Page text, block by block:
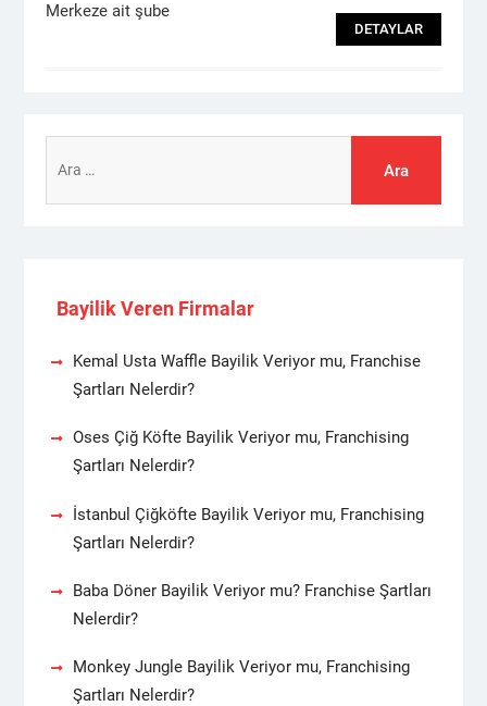
Merkeze ait şube
DETAYLAR
Bayilik Veren Firmalar
Kemal Usta Waffle Bayilik Veriyor mu, Franchise
Şartları Nelerdir?
Oses Çiğ Köfte Bayilik Veriyor mu, Franchising
Şartları Nelerdir?
İstanbul Çiğköfte Bayilik Veriyor mu, Franchising
Şartları Nelerdir?
Baba Döner Bayilik Veriyor mu? Franchise Şartları
Nelerdir?
Monkey Jungle Bayilik Veriyor mu, Franchising
Şartları Nelerdir?